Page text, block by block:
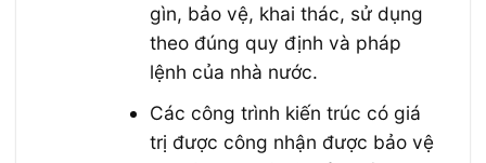
gìn, bảo vệ, khai thác, sử dụng
theo đúng quy định và pháp
lệnh của nhà nước.
Các công trình kiến trúc có giá
trị được công nhận được bảo vệ